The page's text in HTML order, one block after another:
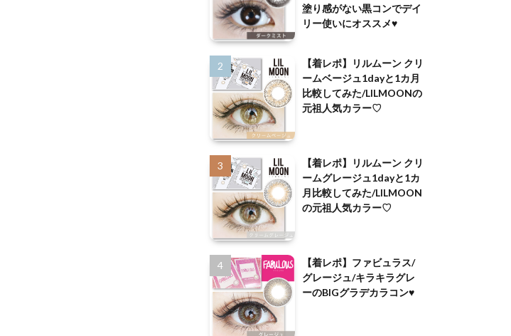
塗り感がない黒コンでデイ
リー使いにオススメ♥
【着レポ】リルムーン クリ
ームベージュ1dayと1カ月
比較してみた/LILMOONの
元祖人気カラー♡
【着レポ】リルムーン クリ
ームグレージュ1dayと1カ
月比較してみた/LILMOON
の元祖人気カラー♡
【着レポ】ファビュラス/
グレージュ/キラキラグレ
ーのBIGグラデカラコン♥